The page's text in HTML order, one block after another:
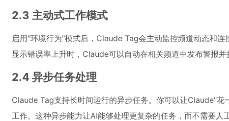
2.3 主动式工作模式
启用"环境行为"模式后，Claude Tag会主动监控频道动态和
显示错误率上升时，Claude可以自动在相关频道中发布警报并
2.4 异步任务处理
Claude Tag支持长时间运行的异步任务。你可以让Claude"
工作。这种异步能力让AI能够处理更复杂的任务，而不需要人